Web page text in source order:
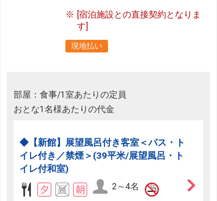
[宿泊施設との直接契約となりま
す]
現地払い
部屋：食事/1室あたりの定員
おとな1名様あたりの代金
◆【新館】展望風呂付き客室＜バス・ト
イレ付き／禁煙＞(39平米/展望風呂・ト
イレ付和室)
2～4名